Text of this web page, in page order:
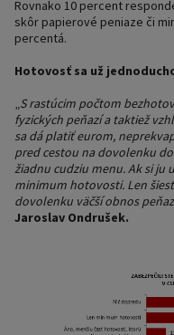
Rovnako 10 percent
skôr papierové peniaze či
percentá.
Hotovosť sa už
„S rastúcim počtom
fyzických peňazí a taktiež
sa dá platiť eurom,
pred cestou na dovolenku
žiadnu cudziu menu. Ak si ju
minimum hotovosti. Len
dovolenku väčší obnos
Jaroslav Ondrušek.